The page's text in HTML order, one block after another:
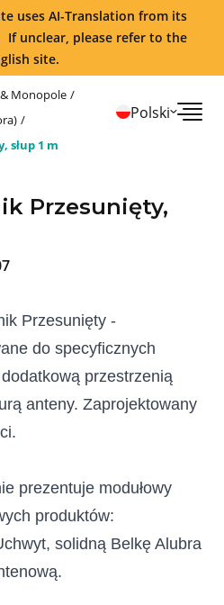
uses AI-Translation from its
If unclear, please refer to the
site.
Polski
Monopole
słup 1 m
Przesunięty,
Przesunięty -
do specyficznych
przestrzenią
anteny. Zaprojektowany
prezentuje modułowy
produktów:
solidną Belkę Alubra